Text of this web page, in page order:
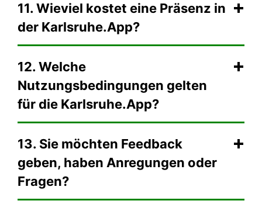
11. Wieviel kostet eine Präsenz in
der Karlsruhe.App?
12. Welche
Nutzungsbedingungen gelten
für die Karlsruhe.App?
13. Sie möchten Feedback
geben, haben Anregungen oder
Fragen?